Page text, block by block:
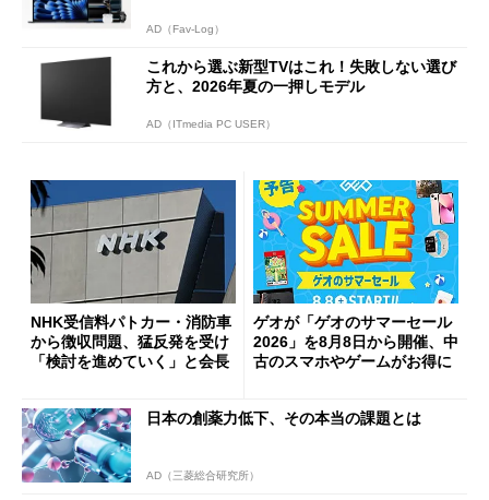
AD（Fav-Log）
これから選ぶ新型TVはこれ！失敗しない選び
方と、2026年夏の一押しモデル
AD（ITmedia PC USER）
NHK受信料パトカー・消防車
から徴収問題、猛反発を受け
「検討を進めていく」と会長
ゲオが「ゲオのサマーセール
2026」を8月8日から開催、中
古のスマホやゲームがお得に
日本の創薬力低下、その本当の課題とは
AD（三菱総合研究所）